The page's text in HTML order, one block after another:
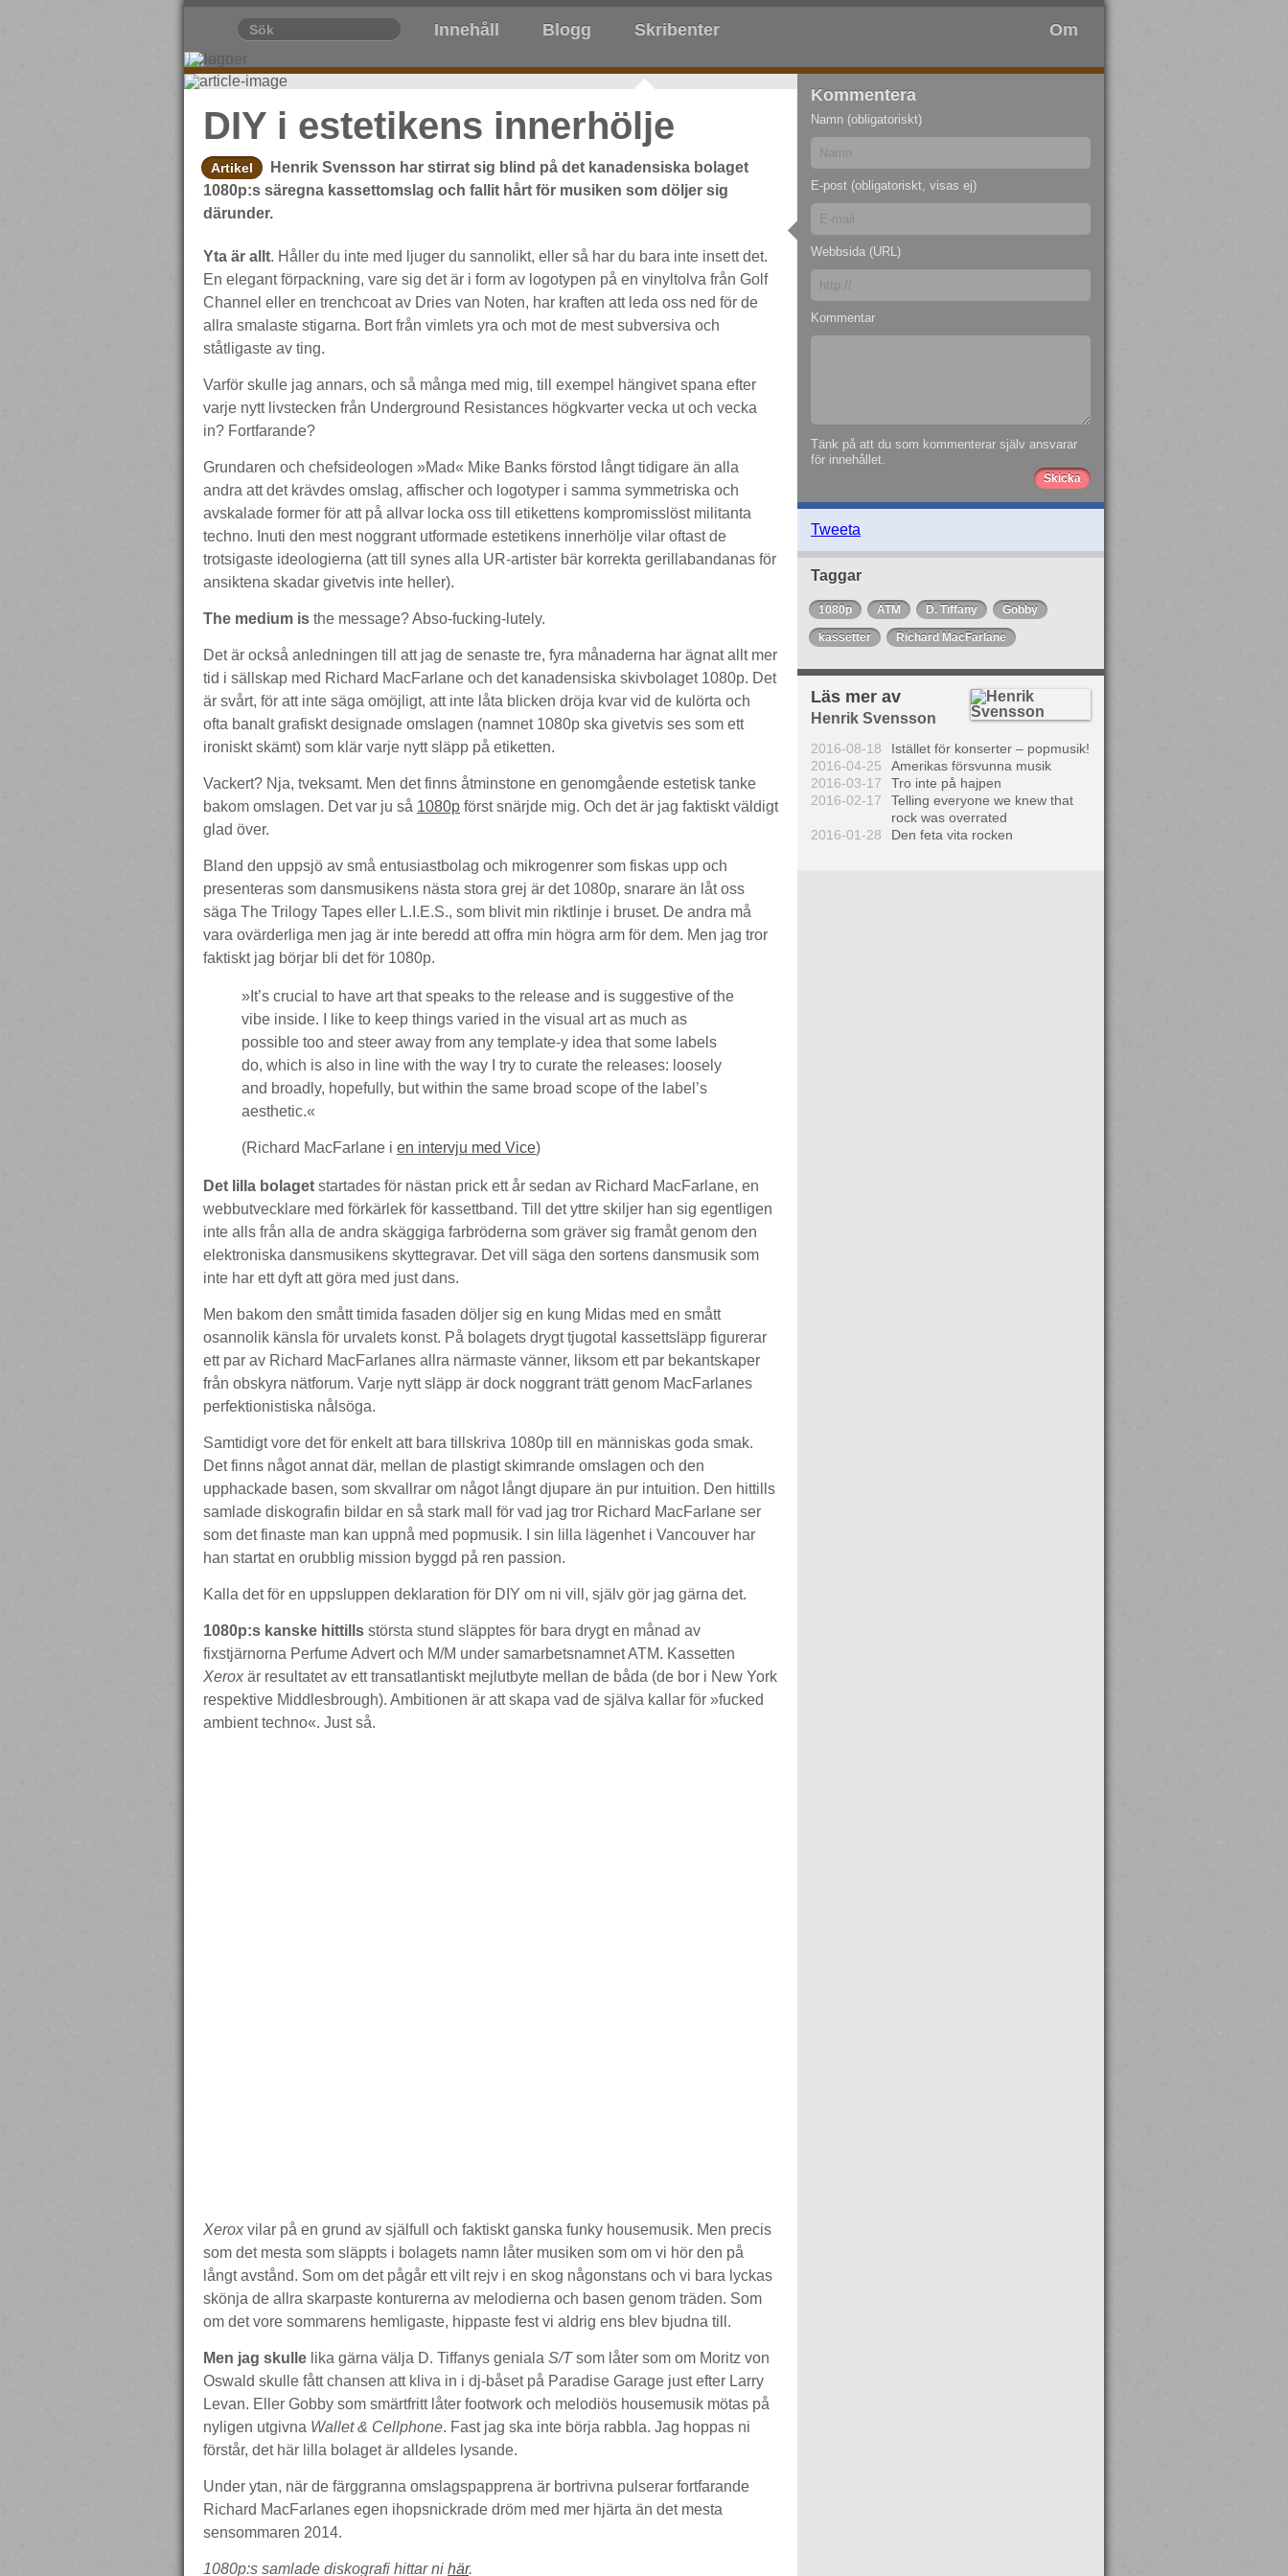
Innehåll Blogg Skribenter Om
DIY i estetikens innerhölje
Artikel
Henrik Svensson har stirrat sig blind på det kanadensiska bolaget
1080p:s säregna kassettomslag och fallit hårt för musiken som döljer sig
därunder.
Yta är allt. Håller du inte med ljuger du sannolikt, eller så har du bara inte insett det.
En elegant förpackning, vare sig det är i form av logotypen på en vinyltolva från Golf
Channel eller en trenchcoat av Dries van Noten, har kraften att leda oss ned för de
allra smalaste stigarna. Bort från vimlets yra och mot de mest subversiva och
ståtligaste av ting.
Varför skulle jag annars, och så många med mig, till exempel hängivet spana efter
varje nytt livstecken från Underground Resistances högkvarter vecka ut och vecka
in? Fortfarande?
Grundaren och chefsideologen »Mad« Mike Banks förstod långt tidigare än alla
andra att det krävdes omslag, affischer och logotyper i samma symmetriska och
avskalade former för att på allvar locka oss till etikettens kompromisslöst militanta
techno. Inuti den mest noggrant utformade estetikens innerhölje vilar oftast de
trotsigaste ideologierna (att till synes alla UR-artister bär korrekta gerillabandanas för
ansiktena skadar givetvis inte heller).
The medium is the message? Abso-fucking-lutely.
Det är också anledningen till att jag de senaste tre, fyra månaderna har ägnat allt mer
tid i sällskap med Richard MacFarlane och det kanadensiska skivbolaget 1080p. Det
är svårt, för att inte säga omöjligt, att inte låta blicken dröja kvar vid de kulörta och
ofta banalt grafiskt designade omslagen (namnet 1080p ska givetvis ses som ett
ironiskt skämt) som klär varje nytt släpp på etiketten.
Vackert? Nja, tveksamt. Men det finns åtminstone en genomgående estetisk tanke
bakom omslagen. Det var ju så 1080p först snärjde mig. Och det är jag faktiskt väldigt
glad över.
Bland den uppsjö av små entusiastbolag och mikrogenrer som fiskas upp och
presenteras som dansmusikens nästa stora grej är det 1080p, snarare än låt oss
säga The Trilogy Tapes eller L.I.E.S., som blivit min riktlinje i bruset. De andra må
vara ovärderliga men jag är inte beredd att offra min högra arm för dem. Men jag tror
faktiskt jag börjar bli det för 1080p.
»It’s crucial to have art that speaks to the release and is suggestive of the
vibe inside. I like to keep things varied in the visual art as much as
possible too and steer away from any template-y idea that some labels
do, which is also in line with the way I try to curate the releases: loosely
and broadly, hopefully, but within the same broad scope of the label’s
aesthetic.«
(Richard MacFarlane i en intervju med Vice)
Det lilla bolaget startades för nästan prick ett år sedan av Richard MacFarlane, en
webbutvecklare med förkärlek för kassettband. Till det yttre skiljer han sig egentligen
inte alls från alla de andra skäggiga farbröderna som gräver sig framåt genom den
elektroniska dansmusikens skyttegravar. Det vill säga den sortens dansmusik som
inte har ett dyft att göra med just dans.
Men bakom den smått timida fasaden döljer sig en kung Midas med en smått
osannolik känsla för urvalets konst. På bolagets drygt tjugotal kassettsläpp figurerar
ett par av Richard MacFarlanes allra närmaste vänner, liksom ett par bekantskaper
från obskyra nätforum. Varje nytt släpp är dock noggrant trätt genom MacFarlanes
perfektionistiska nålsöga.
Samtidigt vore det för enkelt att bara tillskriva 1080p till en människas goda smak.
Det finns något annat där, mellan de plastigt skimrande omslagen och den
upphackade basen, som skvallrar om något långt djupare än pur intuition. Den hittills
samlade diskografin bildar en så stark mall för vad jag tror Richard MacFarlane ser
som det finaste man kan uppnå med popmusik. I sin lilla lägenhet i Vancouver har
han startat en orubblig mission byggd på ren passion.
Kalla det för en uppsluppen deklaration för DIY om ni vill, själv gör jag gärna det.
1080p:s kanske hittills största stund släpptes för bara drygt en månad av
fixstjärnorna Perfume Advert och M/M under samarbetsnamnet ATM. Kassetten
Xerox är resultatet av ett transatlantiskt mejlutbyte mellan de båda (de bor i New York
respektive Middlesbrough). Ambitionen är att skapa vad de själva kallar för »fucked
ambient techno«. Just så.
Xerox vilar på en grund av själfull och faktiskt ganska funky housemusik. Men precis
som det mesta som släppts i bolagets namn låter musiken som om vi hör den på
långt avstånd. Som om det pågår ett vilt rejv i en skog någonstans och vi bara lyckas
skönja de allra skarpaste konturerna av melodierna och basen genom träden. Som
om det vore sommarens hemligaste, hippaste fest vi aldrig ens blev bjudna till.
Men jag skulle lika gärna välja D. Tiffanys geniala S/Tsom låter som om Moritz von
Oswald skulle fått chansen att kliva in i dj-båset på Paradise Garage just efter Larry
Levan. Eller Gobby som smärtfritt låter footwork och melodiös housemusik mötas på
nyligen utgivna Wallet & Cellphone. Fast jag ska inte börja rabbla. Jag hoppas ni
förstår, det här lilla bolaget är alldeles lysande.
Under ytan, när de färggranna omslagspapprena är bortrivna pulserar fortfarande
Richard MacFarlanes egen ihopsnickrade dröm med mer hjärta än det mesta
sensommaren 2014.
1080p:s samlade diskografi hittar ni här.
Kommentera
Namn (obligatoriskt)
E-post (obligatoriskt, visas ej)
Webbsida (URL)
Kommentar
Tänk på att du som kommenterar själv ansvarar
för innehållet.
Tweeta
Taggar
1080p ATM D. Tiffany Gobby
kassetter Richard MacFarlane
Läs mer av
Henrik Svensson
2016-08-18
Istället för konserter – popmusik!
2016-04-25
Amerikas försvunna musik
2016-03-17
Tro inte på hajpen
2016-02-17
Telling everyone we knew that
rock was overrated
2016-01-28
Den feta vita rocken